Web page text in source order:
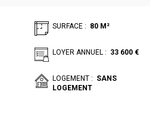
SURFACE : 80 M²
LOYER ANNUEL : 33 600 €
LOGEMENT : SANS
LOGEMENT